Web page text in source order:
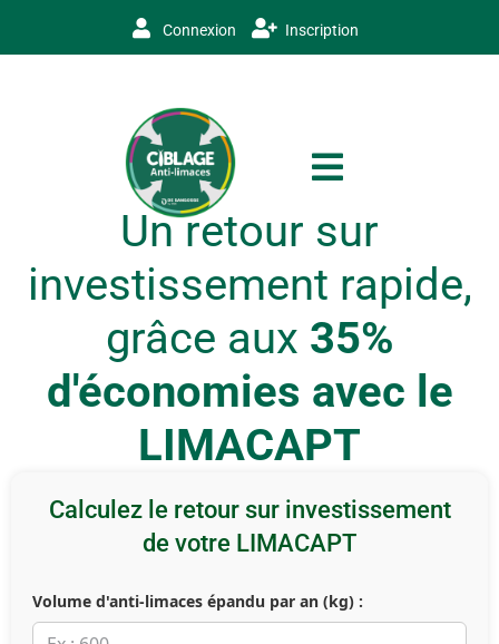
Connexion Inscription
Un retour sur
investissement rapide,
grâce aux 35%
d'économies avec le
LIMACAPT
Calculez le retour sur investissement
de votre LIMACAPT
Volume d'anti-limaces épandu par an (kg) :